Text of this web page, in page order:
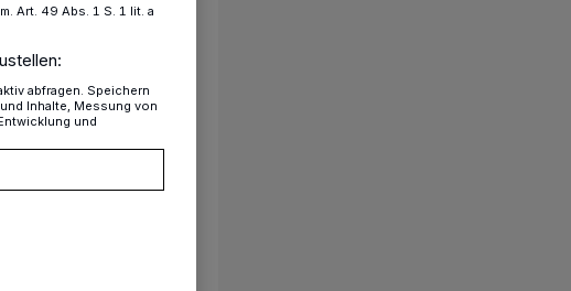
Art. 49 Abs. 1 S. 1 lit. a
abfragen. Speichern
Inhalte, Messung von
und